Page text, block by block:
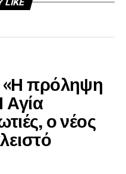
LIKE
πρόληψη
Αγία
ο νέος